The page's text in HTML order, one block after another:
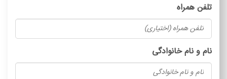
تلفن همراه
نام و نام خانوادگی